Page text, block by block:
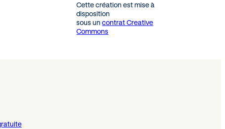
Cette création est mise à
disposition
sous uncontrat Creative
Commons